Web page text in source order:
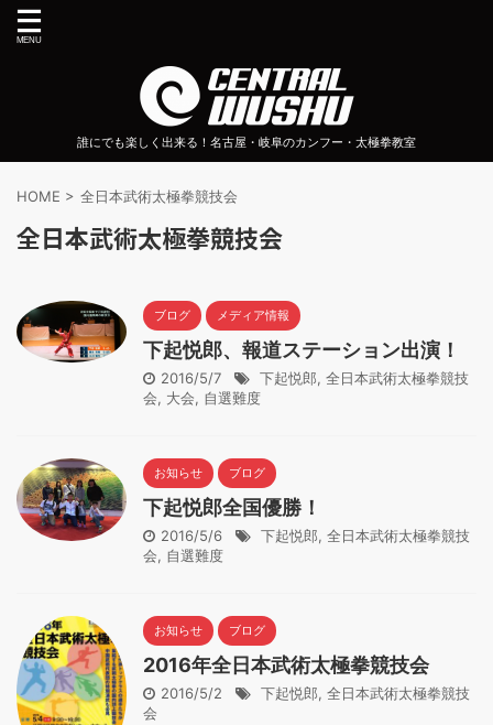
誰にでも楽しく出来る！名古屋・岐阜のカンフー・太極拳教室
HOME > 全日本武術太極拳競技会
全日本武術太極拳競技会
ブログ メディア情報
下起悦郎、報道ステーション出演！
2016/5/7 下起悦郎, 全日本武術太極拳競技
会, 大会, 自選難度
お知らせ ブログ
下起悦郎全国優勝！
2016/5/6 下起悦郎, 全日本武術太極拳競技
会, 自選難度
お知らせ ブログ
2016年全日本武術太極拳競技会
2016/5/2 下起悦郎, 全日本武術太極拳競技
会